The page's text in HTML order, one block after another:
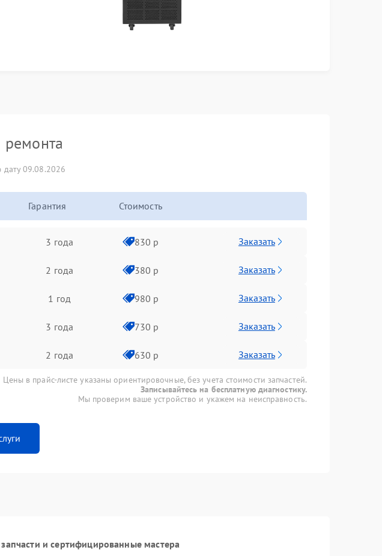
ремонта
09.08.2026
Гарантия Стоимость
3 года 830 р Заказать
2 года 380 р Заказать
1 год 980 р Заказать
3 года 730 р Заказать
2 года 630 р Заказать
Цены в прайс-листе указаны ориентировочные, без учета стоимости запчастей.
Записывайтесь на бесплатную диагностику.
Мы проверим ваше устройство и укажем на неисправность.
и сертифицированные мастера